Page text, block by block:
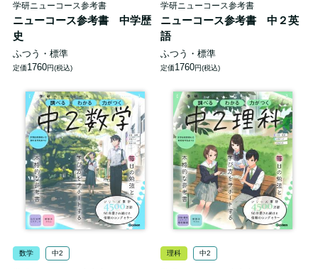
学研ニューコース参考書
ニューコース参考書 中学歴
史
ふつう・標準
定価1760円(税込)
学研ニューコース参考書
ニューコース参考書 中２英
語
ふつう・標準
定価1760円(税込)
数学 中2 理科 中2